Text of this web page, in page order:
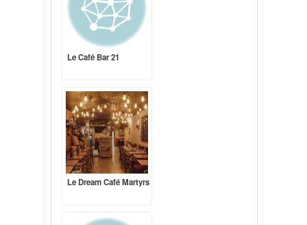
Le Café Bar 21
Le Dream Café Martyrs